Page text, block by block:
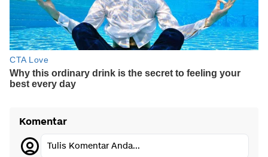
Komentar
Tulis Komentar Anda...